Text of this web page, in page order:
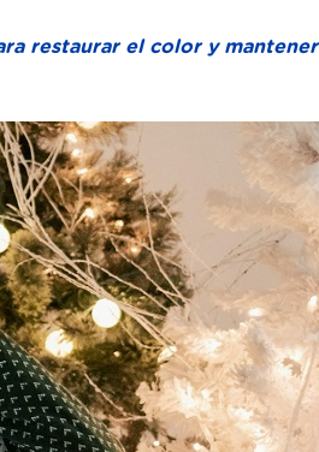
restaurar el color y